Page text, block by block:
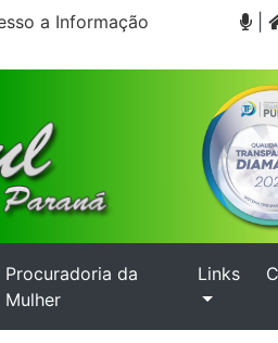
a Informação
Procuradoria da
Mulher
Links